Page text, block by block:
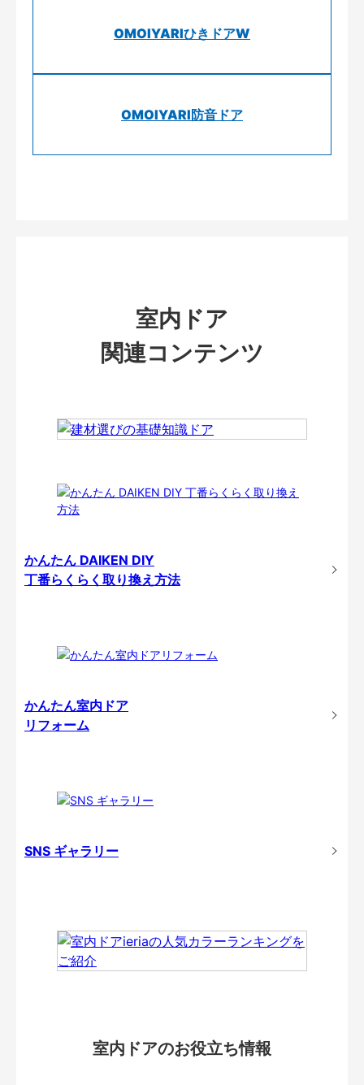
OMOIYARIひきドアW
OMOIYARI防音ドア
室内ドア
関連コンテンツ
かんたん DAIKEN DIY
丁番らくらく取り換え方法
かんたん室内ドア
リフォーム
SNS ギャラリー
室内ドアのお役立ち情報